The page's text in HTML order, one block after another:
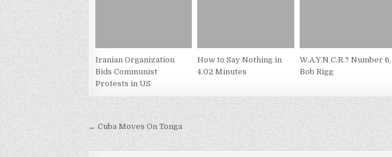
Iranian Organization
Bids Communist
Protests in US
How to Say Nothing in
4.02 Minutes
W.A.Y.N.C.R.? Number 6,
Bob Rigg
Post
navigation
← Cuba Moves On Tonga